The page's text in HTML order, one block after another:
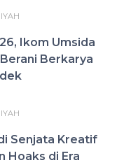
Ikom Umsida
Berkarya
Senjata Kreatif
Hoaks di Era